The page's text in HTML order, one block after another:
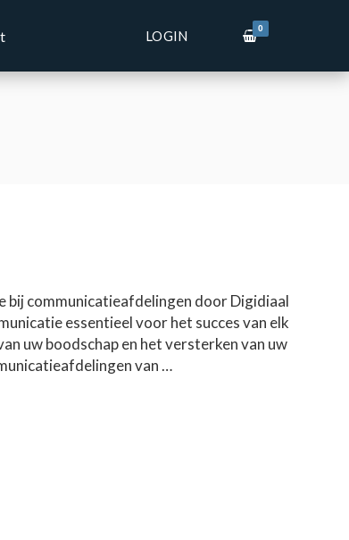
LOGIN 0
bij communicatieafdelingen door Digidiaal
essentieel voor het succes van elk
uw boodschap en het versterken van uw
van …